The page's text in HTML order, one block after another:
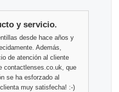
y servicio.
desde hace años y
Además,
de atención al cliente
contactlenses.co.uk, que
se ha esforzado al
muy satisfecha! :-)